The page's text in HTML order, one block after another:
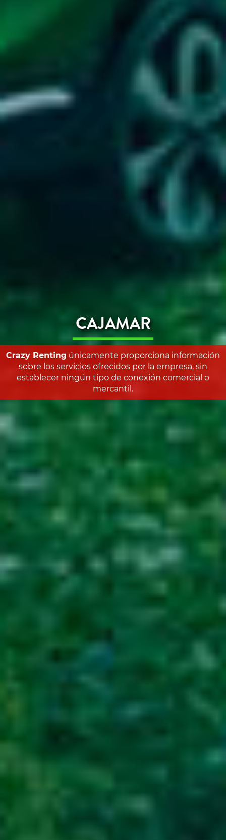
CAJAMAR
Crazy Renting únicamente proporciona información
sobre los servicios ofrecidos por la empresa, sin
establecer ningún tipo de conexión comercial o
mercantil.